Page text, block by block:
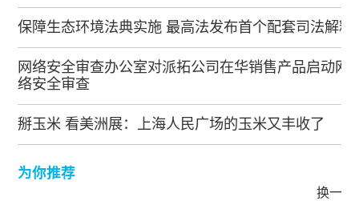
保障生态环境法典实施 最高法发布首个配套司法解释
网络安全审查办公室对派拓公司在华销售产品启动网
络安全审查
掰玉米 看美洲展：上海人民广场的玉米又丰收了
为你推荐
换一批